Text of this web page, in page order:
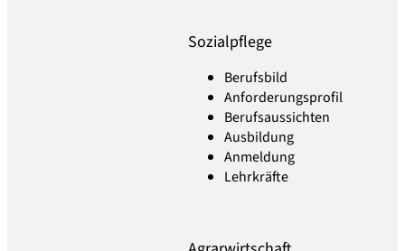
Sozialpflege
Berufsbild
Anforderungsprofil
Berufsaussichten
Ausbildung
Anmeldung
Lehrkräfte